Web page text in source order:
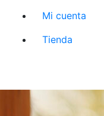
Mi cuenta
Tienda